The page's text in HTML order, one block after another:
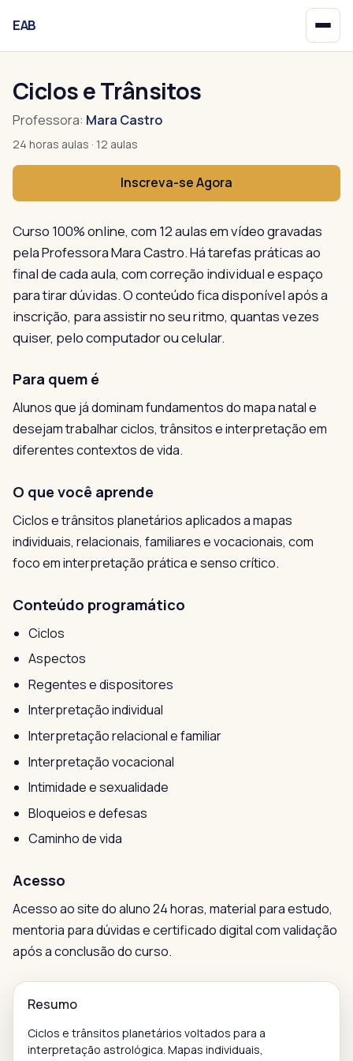
EAB
Ciclos e Trânsitos
Professora: Mara Castro
24 horas aulas · 12 aulas
Inscreva-se Agora
Curso 100% online, com 12 aulas em vídeo gravadas
pela Professora Mara Castro. Há tarefas práticas ao
final de cada aula, com correção individual e espaço
para tirar dúvidas. O conteúdo fica disponível após a
inscrição, para assistir no seu ritmo, quantas vezes
quiser, pelo computador ou celular.
Para quem é
Alunos que já dominam fundamentos do mapa natal e
desejam trabalhar ciclos, trânsitos e interpretação em
diferentes contextos de vida.
O que você aprende
Ciclos e trânsitos planetários aplicados a mapas
individuais, relacionais, familiares e vocacionais, com
foco em interpretação prática e senso crítico.
Conteúdo programático
Ciclos
Aspectos
Regentes e dispositores
Interpretação individual
Interpretação relacional e familiar
Interpretação vocacional
Intimidade e sexualidade
Bloqueios e defesas
Caminho de vida
Acesso
Acesso ao site do aluno 24 horas, material para estudo,
mentoria para dúvidas e certificado digital com validação
após a conclusão do curso.
Resumo
Ciclos e trânsitos planetários voltados para a
interpretação astrológica. Mapas individuais,